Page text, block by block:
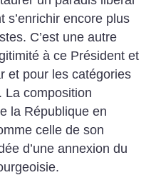
s’enrichir encore plus
C’est une autre
à ce Président et
et pour les catégories
La composition
la République en
celle de son
d’une annexion du